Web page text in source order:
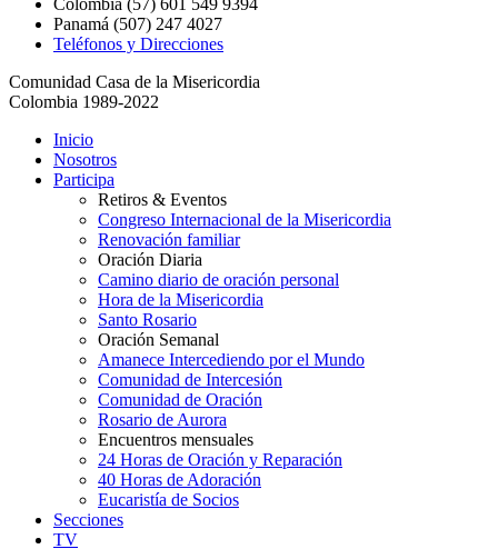
Colombia (57) 601 549 9394
Panamá (507) 247 4027
Teléfonos y Direcciones
Comunidad Casa de la Misericordia
Colombia 1989-2022
Inicio
Nosotros
Participa
Retiros & Eventos
Congreso Internacional de la Misericordia
Renovación familiar
Oración Diaria
Camino diario de oración personal
Hora de la Misericordia
Santo Rosario
Oración Semanal
Amanece Intercediendo por el Mundo
Comunidad de Intercesión
Comunidad de Oración
Rosario de Aurora
Encuentros mensuales
24 Horas de Oración y Reparación
40 Horas de Adoración
Eucaristía de Socios
Secciones
TV